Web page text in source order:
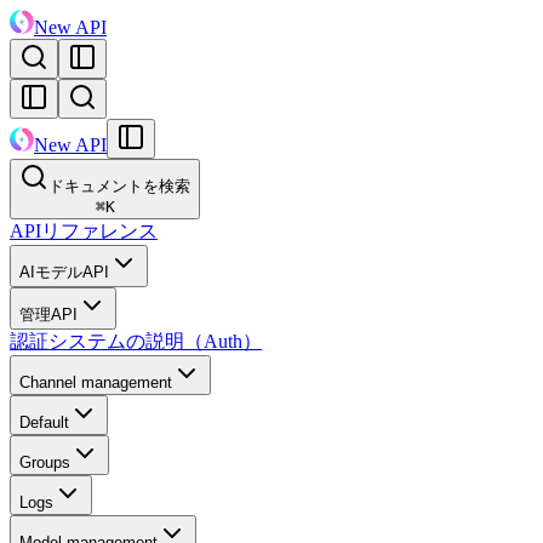
New API
New API
ドキュメントを検索
⌘K
APIリファレンス
AIモデルAPI
管理API
認証システムの説明（Auth）
Channel management
Default
Groups
Logs